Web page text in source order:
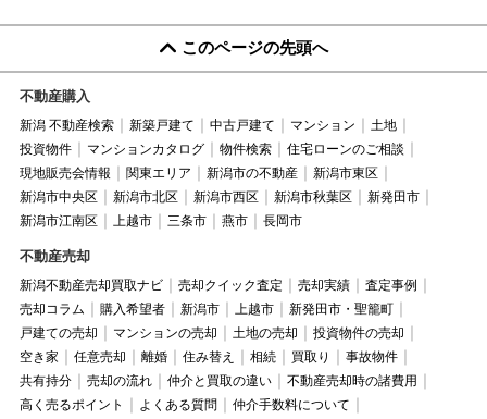
このページの先頭へ
不動産購入
新潟 不動産検索 新築戸建て 中古戸建て マンション
土地
投資物件
マンションカタログ 物件検索
住宅ローンのご相談
現地販売会情報
関東エリア 新潟市の不動産
新潟市東区
新潟市中央区
新潟市北区 新潟市西区 新潟市秋葉区
新発田市
新潟市江南区
上越市 三条市 燕市 長岡市
不動産売却
新潟不動産売却買取ナビ 売却クイック査定 売却実績
査定事例
売却コラム
購入希望者 新潟市 上越市
新発田市・聖籠町
戸建ての売却
マンションの売却 土地の売却
投資物件の売却
空き家
任意売却 離婚 住み替え 相続 買取り
事故物件
共有持分
売却の流れ 仲介と買取の違い
不動産売却時の諸費用
高く売るポイント
よくある質問
仲介手数料について